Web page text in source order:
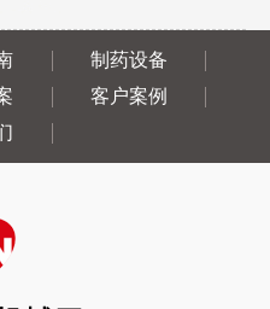
制药设备
客户案例